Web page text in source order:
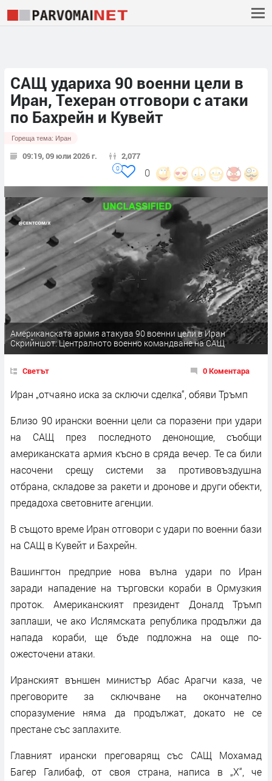
САЩ удариха 90 военни цели в
Иран, Техеран отговори с атаки
по Бахрейн и Кувейт
Гореща тема: Иран
09:19, 09 юли 2026 г. 2,077
0
0
Американската армия атакува 90 военни цели в Иран
Скрийншот: Централното военно командване на САЩ
Светът 0 Коментара
Иран „отчаяно иска за сключи сделка“, обяви Тръмп
Близо 90 ирански военни цели са поразени при удари
на САЩ през последното денонощие, съобщи
американската армия късно в сряда вечер. Те са били
насочени срещу системи за противовъздушна
отбрана, складове за ракети и дронове и други обекти,
предадоха световните агенции.
В същото време Иран отговори с удари по военни бази
на САЩ в Кувейт и Бахрейн.
Вашингтон предприе нова вълна удари по Иран
заради нападение на търговски кораби в Ормузкия
проток. Американският президент Доналд Тръмп
заплаши, че ако Ислямската република продължи да
напада кораби, ще бъде подложна на още по-
ожесточени атаки.
Иранският външен министър Абас Арагчи каза, че
преговорите за сключване на окончателно
споразумение няма да продължат, докато не се
престане със заплахите.
Главният ирански преговарящ със САЩ Мохамад
Багер Галибаф, от своя страна, написа в „Х“, че